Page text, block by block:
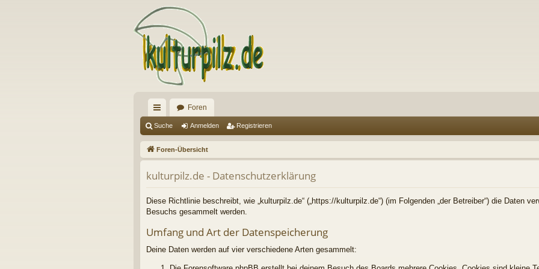
ch
ne
llz
ug
riff
Foren
Suche Anmelden Registrieren
Foren-Übersicht
kulturpilz.de - Datenschutzerklärung
Diese Richtlinie beschreibt, wie „kulturpilz.de“ („https://kulturpilz.de“) (im Folgenden „der Betreiber“) die Daten
Besuchs gesammelt werden.
Umfang und Art der Datenspeicherung
Deine Daten werden auf vier verschiedene Arten gesammelt: